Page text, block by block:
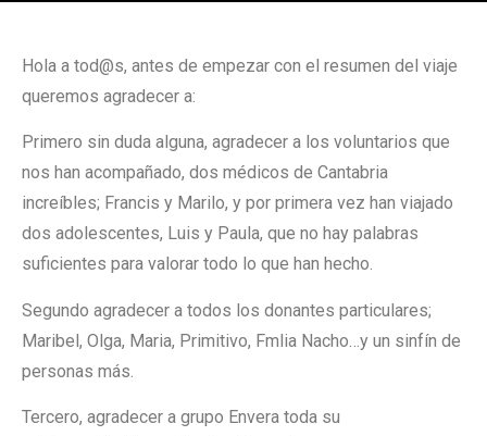
Hola a tod@s, antes de empezar con el resumen del viaje
queremos agradecer a:
Primero sin duda alguna, agradecer a los voluntarios que
nos han acompañado, dos médicos de Cantabria
increíbles; Francis y Marilo, y por primera vez han viajado
dos adolescentes, Luis y Paula, que no hay palabras
suficientes para valorar todo lo que han hecho.
Segundo agradecer a todos los donantes particulares;
Maribel, Olga, Maria, Primitivo, Fmlia Nacho…y un sinfín de
personas más.
Tercero, agradecer a grupo Envera toda su